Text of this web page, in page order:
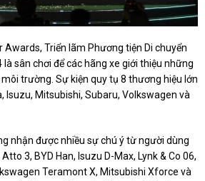
Awards, Triển lãm Phương tiện Di chuyển
là sân chơi để các hãng xe giới thiệu những
trường. Sự kiện quy tụ 8 thương hiệu lớn
Isuzu, Mitsubishi, Subaru, Volkswagen và
nhận được nhiều sự chú ý từ người dùng
3, BYD Han, Isuzu D-Max, Lynk & Co 06,
Teramont X, Mitsubishi Xforce và